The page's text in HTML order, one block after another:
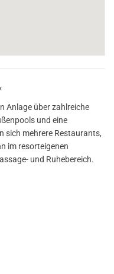
Anlage über zahlreiche
und eine
sich mehrere Restaurants,
im resorteigenen
und Ruhebereich.